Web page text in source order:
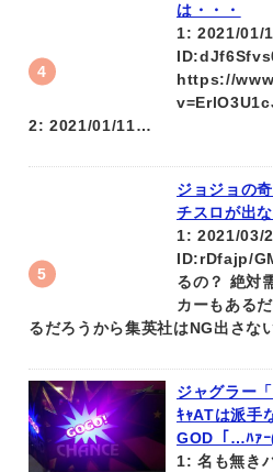
は・・・
1: 2021/01/
https://
2: 2021/01/11…
ジョジョの
チスロが出
1: 2021/03/
ID:rDfajp/
るの？ 絶対
カーもある
るだろうから集英社はNG出さな
ジャグラー
ｷｬATは派手
GOD「…ﾊｧｰ
1: 名も無き